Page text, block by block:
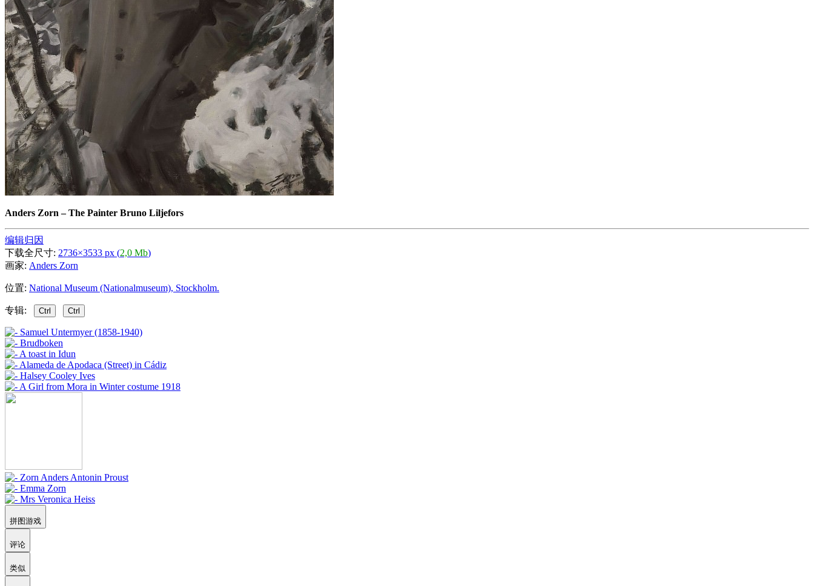
Anders Zorn –The Painter Bruno Liljefors
编辑归因
下载全尺寸: 2736×3533 px (2,0 Mb)
画家: Anders Zorn
位置: National Museum (Nationalmuseum), Stockholm.
专辑: Ctrl Ctrl
拼图游戏
评论
类似